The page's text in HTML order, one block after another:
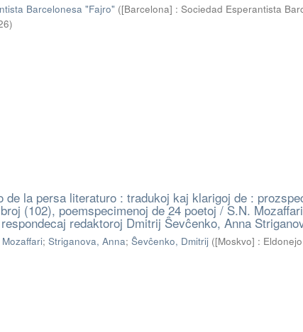
Barcelonesa "Fajro" ([Barcelona] : Sociedad Esperantista
)
de la persa literaturo : tradukoj kaj klarigoj de :
(102), poemspecimenoj de 24 poetoj / S.N.
redaktoroj Dmitrij Ŝevĉenko, Anna
; Striganova, Anna; Ŝevĉenko, Dmitrij ([Moskvo] :